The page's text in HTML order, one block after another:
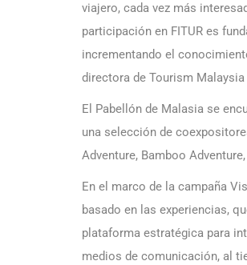
viajero, cada vez más
participación en FITUR es
incrementando el
directora de Tourism Malaysia
El Pabellón de Malasia se
una selección de
Adventure, Bamboo
En el marco de la campaña
basado en las experiencias,
plataforma estratégica para
medios de comunicación, al